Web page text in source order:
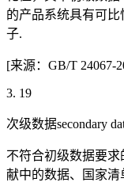
的产品系统具有可
子.
[来源：GB/T 24067-
3. 19
次级数据secondary
不符合初级数据要
献中的数据、国家